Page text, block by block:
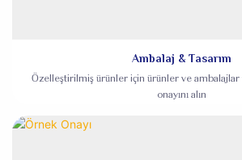
Ambalaj & Tasarım
Özelleştirilmiş ürünler için ürünler ve ambalajlar
onayını alın